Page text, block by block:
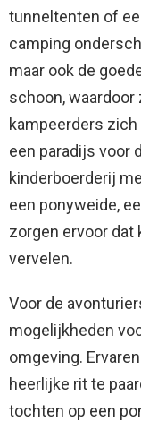
tunneltenten of
camping
maar ook de
schoon,
kampeerders zich
een paradijs voor
kinderboerderij
een ponyweide,
zorgen ervoor
vervelen.
Voor de
mogelijkheden
omgeving.
heerlijke rit te
tochten op een